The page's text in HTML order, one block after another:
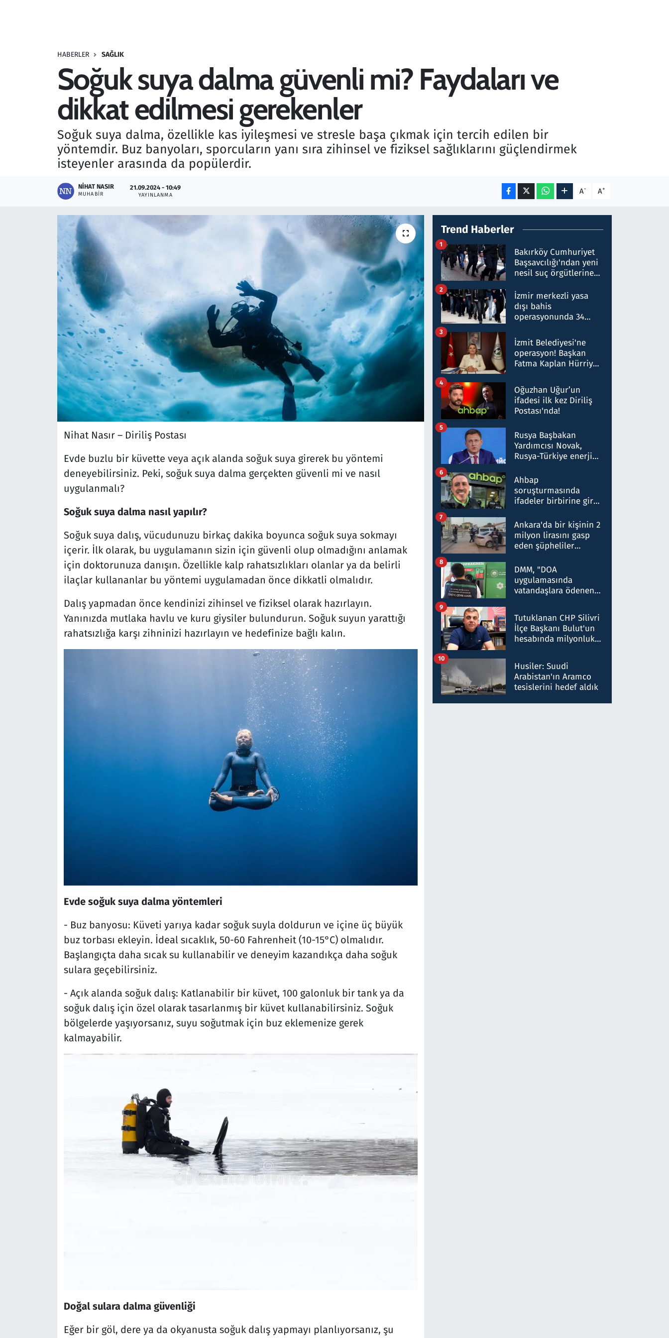
HABERLER SAĞLIK
Soğuk suya dalma güvenli mi? Faydaları ve
dikkat edilmesi gerekenler
Soğuk suya dalma, özellikle kas iyileşmesi ve stresle başa çıkmak için tercih edilen bir
yöntemdir. Buz banyoları, sporcuların yanı sıra zihinsel ve fiziksel sağlıklarını güçlendirmek
isteyenler arasında da popülerdir.
NIHAT NASIR
MUHABIR
21.09.2024 - 10:49
YAYINLANMA A- A+
Nihat Nasır – Diriliş Postası
Evde buzlu bir küvette veya açık alanda soğuk suya girerek bu yöntemi
deneyebilirsiniz. Peki, soğuk suya dalma gerçekten güvenli mi ve nasıl
uygulanmalı?
Soğuk suya dalma nasıl yapılır?
Soğuk suya dalış, vücudunuzu birkaç dakika boyunca soğuk suya sokmayı
içerir. İlk olarak, bu uygulamanın sizin için güvenli olup olmadığını anlamak
için doktorunuza danışın. Özellikle kalp rahatsızlıkları olanlar ya da belirli
ilaçlar kullananlar bu yöntemi uygulamadan önce dikkatli olmalıdır.
Dalış yapmadan önce kendinizi zihinsel ve fiziksel olarak hazırlayın.
Yanınızda mutlaka havlu ve kuru giysiler bulundurun. Soğuk suyun yarattığı
rahatsızlığa karşı zihninizi hazırlayın ve hedefinize bağlı kalın.
Evde soğuk suya dalma yöntemleri
- Buz banyosu: Küveti yarıya kadar soğuk suyla doldurun ve içine üç büyük
buz torbası ekleyin. İdeal sıcaklık, 50-60 Fahrenheit (10-15°C) olmalıdır.
Başlangıçta daha sıcak su kullanabilir ve deneyim kazandıkça daha soğuk
sulara geçebilirsiniz.
- Açık alanda soğuk dalış: Katlanabilir bir küvet, 100 galonluk bir tank ya da
soğuk dalış için özel olarak tasarlanmış bir küvet kullanabilirsiniz. Soğuk
bölgelerde yaşıyorsanız, suyu soğutmak için buz eklemenize gerek
kalmayabilir.
Doğal sulara dalma güvenliği
Eğer bir göl, dere ya da okyanusta soğuk dalış yapmayı planlıyorsanız, şu
Trend Haberler
Bakırköy Cumhuriyet
Başsavcılığı'ndan yeni
nesil suç örgütlerine
hakkında gözaltı kararı
1
İzmir merkezli yasa
dışı bahis
operasyonunda 34
Milyar liralık para
trafiği tespit edildi
2
İzmit Belediyesi'ne
operasyon! Başkan
Fatma Kaplan Hürriyet
3
Oğuzhan Uğur’un
ifadesi ilk kez Diriliş
Postası'nda!
4
Rusya Başbakan
Yardımcısı Novak,
Rusya-Türkiye enerji
nitelikte olduğunu
belirtti
5
Ahbap
soruşturmasında
ifadeler birbirine girdi:
ifadelerinden ortaya
çıkan tablo şok etti
6
Ankara'da bir kişinin 2
milyon lirasını gasp
eden şüpheliler
7
DMM, "DOA
uygulamasında
vatandaşlara ödenen
düşürüldüğü" iddiasını
yalanladı
8
Tutuklanan CHP Silivri
İlçe Başkanı Bulut'un
hesabında milyonluk
talimat verdi, ben
gönderdim
9
Husiler: Suudi
Arabistan'ın Aramco
tesislerini hedef aldık
10
Savunma Sanayi
Televizyon